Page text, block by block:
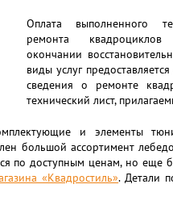
Оплата выполненного
ремонта
окончании
виды услуг
сведения о ремонте
технический лист,
и элементы
большой ассортимент
по доступным ценам, но еще
«Квадростиль». Детали